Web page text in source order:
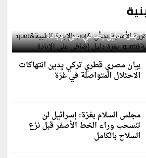
الأممية بشأن "الإبادة الطبية"
بغزة دليل إضافي على الإبادة
بيان مصري قطري تركي يدين انتهاكات
الاحتلال المتواصلة في غزة
مجلس السلام بغزة: إسرائيل لن
تنسحب وراء الخط الأصفر قبل نزع
السلاح بالكامل